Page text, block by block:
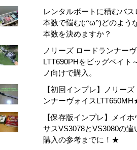
レンタルボートに積むバス
本数で悩む(;^ω^)どのよう
本数を決めますか？
ノリーズ ロードランナー
LTT690PHをビッグベイト
ノ向けで購入。
【初回インプレ】ノリーズ
ンナーヴォイス
【保存版インプレ】メイホ
サスVS3078とVS3080の違
購入の参考までに！★